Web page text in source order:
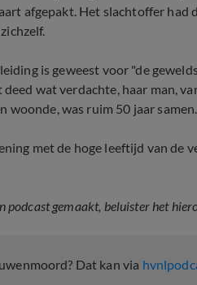
afgepakt. Het slachtoffer had
is geweest voor "de
wat verdachte, haar man,
woonde, was ruim 50 jaar samen.
met de hoge leeftijd van de
podcast gemaakt, beluister het
Dat kan via